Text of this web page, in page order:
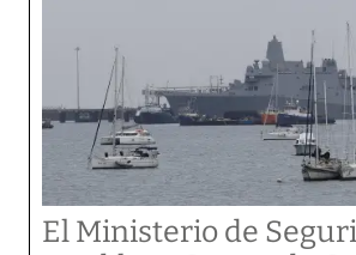
El Ministerio de